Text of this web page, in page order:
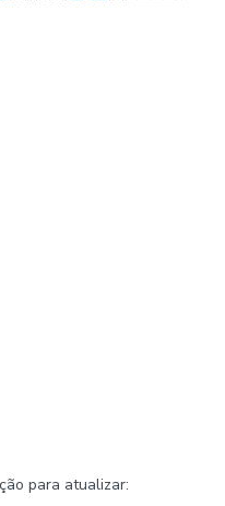
para atualizar: